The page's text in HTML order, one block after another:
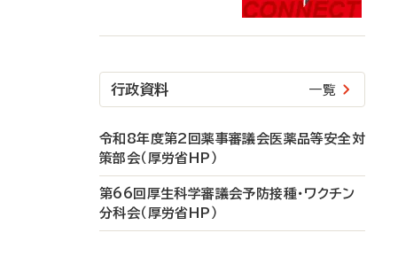
行政資料 一覧
令和8年度第2回薬事審議会医薬品等安全対
策部会（厚労省HP）
第66回厚生科学審議会予防接種・ワクチン
分科会（厚労省HP）